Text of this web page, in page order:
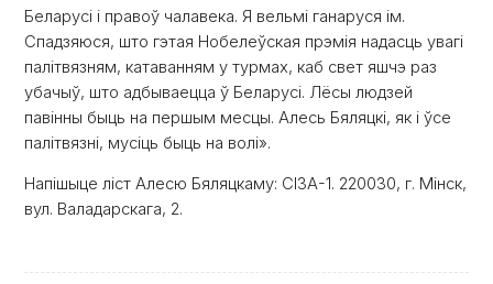
Беларусі і правоў чалавека. Я вельмі ганаруся ім.
Спадзяюся, што гэтая Нобелеўская прэмія надасць увагі
палітвязням, катаванням у турмах, каб свет яшчэ раз
убачыў, што адбываецца ў Беларусі. Лёсы людзей
павінны быць на першым месцы. Алесь Бяляцкі, як і ўсе
палітвязні, мусіць быць на волі».
Напішыце ліст Алесю Бяляцкаму: СІЗА-1. 220030, г. Мінск,
вул. Валадарскага, 2.